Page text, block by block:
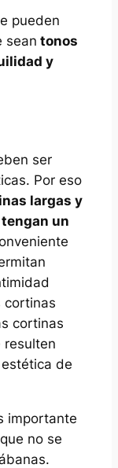
pueden
sean tonos
y
ser
Por eso
largas y
un
cortinas
cortinas
resulten
de
importante
no se